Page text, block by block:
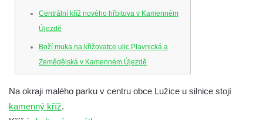
Centrální kříž nového hřbitova v Kamenném
Újezdě
Boží muka na křižovatce ulic Plavnická a
Zemědělská v Kamenném Újezdě
v Kamenném Újezdě
Kříž na křižovatce ulic 5. května a Dělnická
Na okraji malého parku v centru obce Lužice u silnice stojí
kamenný kříž.